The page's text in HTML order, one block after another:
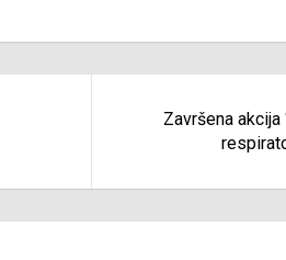
Završena